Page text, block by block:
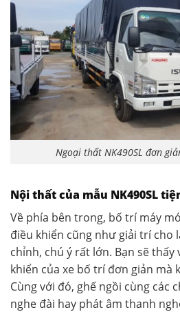
Ngoại thất NK490SL đơn
Nội thất của mẫu NK490SL
Về phía bên trong, bố trí máy
điều khiển cũng như giải trí cho
chỉnh, chú ý rất lớn. Bạn sẽ thấy
khiển của xe bố trí đơn giản mà
Cùng với đó, ghế ngồi cùng các
nghe đài hay phát âm thanh